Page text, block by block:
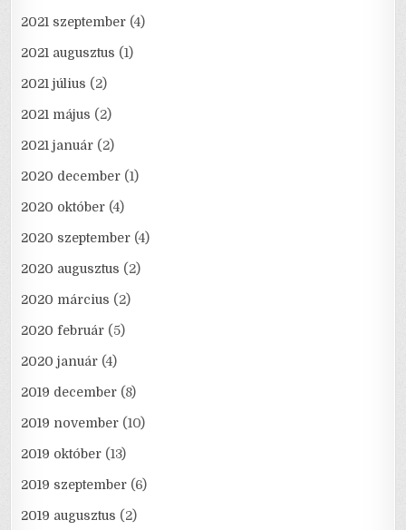
2021 szeptember (4)
2021 augusztus (1)
2021 július (2)
2021 május (2)
2021 január (2)
2020 december (1)
2020 október (4)
2020 szeptember (4)
2020 augusztus (2)
2020 március (2)
2020 február (5)
2020 január (4)
2019 december (8)
2019 november (10)
2019 október (13)
2019 szeptember (6)
2019 augusztus (2)